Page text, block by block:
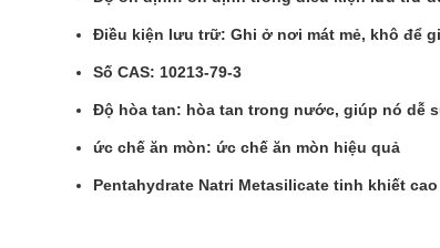
Điều kiện lưu trữ: Ghi ở nơi mát mẻ, khô để
Số CAS: 10213-79-3
Độ hòa tan: hòa tan trong nước, giúp nó dễ
ức chế ăn mòn: ức chế ăn mòn hiệu quả
Pentahydrate Natri Metasilicate tinh khiết